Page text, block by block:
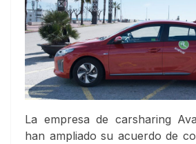
La empresa de carsharing
han ampliado su acuerdo de